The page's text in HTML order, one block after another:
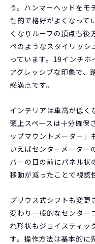
う。ハンマーヘッドをモ
性的で格好がよくなって
くなりルーフの頂点も後
ペのようなスタイリッシ
っています。19インチ
アグレッシブな印象で、
感満点です。
インテリアは車高が低く
頭上スペースは十分確保
ップマウントメーター」
いえばセンターメーター
バーの目の前にパネル状
移動が減ったことで視認
プリウス式シフトも変更
変わり一般的なセンター
れ形状もジョイスティッ
す。操作方法は基本的に